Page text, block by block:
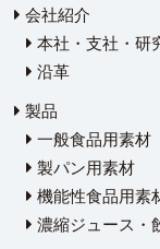
会社紹介
本社・支社・研
沿革
製品
一般食品用素材
製パン用素材
機能性食品用素
濃縮ジュース・